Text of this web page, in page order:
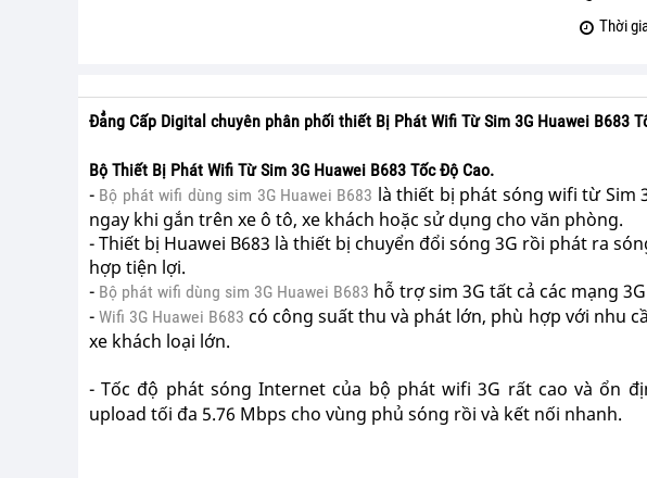
Thời
Đẳng Cấp Digital chuyên phân phối thiết Bị Phát Wifi Từ Sim 3G Huawei B683
Bộ Thiết Bị Phát Wifi Từ Sim 3G Huawei B683 Tốc Độ Cao.
- Bộ phát wifi dùng sim 3G Huawei B683 là thiết bị phát sóng wifi từ Sim
ngay khi gắn trên xe ô tô, xe khách hoặc sử dụng cho văn phòng.
- Thiết bị Huawei B683 là thiết bị chuyển đổi sóng 3G rồi phát ra
hợp tiện lợi.
- Bộ phát wifi dùng sim 3G Huawei B683 hỗ trợ sim 3G tất cả các mạng
-Wifi 3G Huawei B683 có công suất thu và phát lớn, phù hợp với nhu
xe khách loại lớn.
- Tốc độ phát sóng Internet của bộ phát wifi 3G rất cao và ổn
upload tối đa 5.76 Mbps cho vùng phủ sóng rồi và kết nối nhanh.